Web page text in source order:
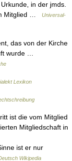
in der jmds.
Mitglied …
Universal-
das von der Kirche
wurde …
Lexikon
ist die vom Mitglied
Mitgliedschaft in
ist er nur
Wikipedia